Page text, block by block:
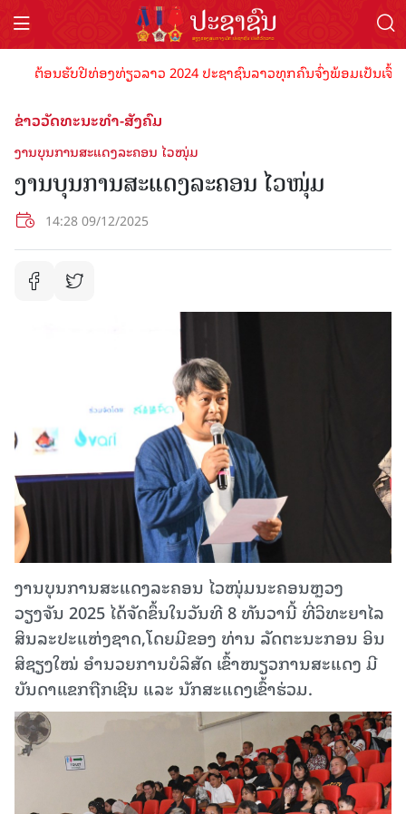
ຕ້ອນຮັບປີທ່ອງທ່ຽວລາວ 2024 ປະຊາຊົນລາວທຸກຄົນຈົ່ງພ້ອມເປັນເຈົ້າ
ຂ່າວວັດທະນະທຳ-ສັງຄົມ
ງານບຸນການສະແດງລະຄອນ ໄວໜຸ່ມ
ງານບຸນການສະແດງລະຄອນ ໄວໜຸ່ມ
14:28 09/12/2025
ງານບຸນການສະແດງລະຄອນ ໄວໜຸ່ມນະຄອນຫຼວງ
ວຽງຈັນ 2025 ໄດ້ຈັດຂຶ້ນໃນວັນທີ 8 ທັນວານີ້ ທີ່ວິທະຍາໄລ
ສິນລະປະແຫ່ງຊາດ,​ໂດຍມີຂອງ ທ່ານ ລັດຕະນະກອນ ອິນ
ສິຊຽງໃໝ່ ອໍານວຍການບໍລິສັດ ເຂົ້າໜຽວການສະແດງ ມີ
ບັນດາແຂກຖືກເຊີນ ແລະ ນັກສະແດງເຂົ້າຮ່ວມ.